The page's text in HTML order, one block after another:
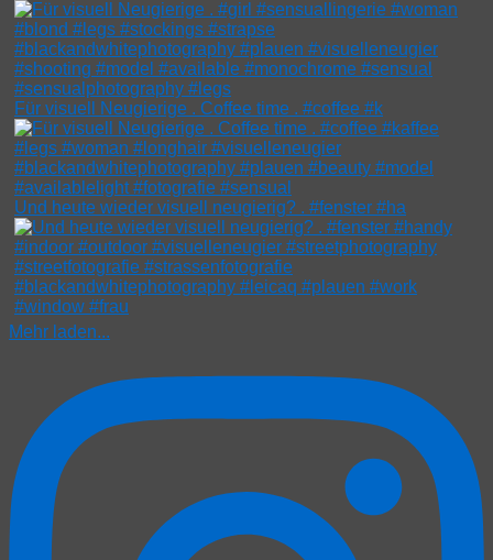
Für visuell Neugierige . Coffee time . #coffee #k
Und heute wieder visuell neugierig? . #fenster #ha
Mehr laden...